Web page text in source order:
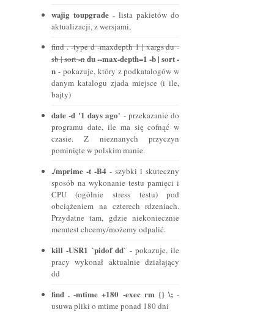
wajig toupgrade- lista pakietów do
aktualizacji, z wersjami,
find . -type d -maxdepth 1 | xargs du -
sb | sort -ndu --max-depth=1 -b | sort -
n- pokazuje, który z podkatalogów w
danym katalogu zjada miejsce (i ile,
bajty)
date -d '1 days ago' - przekazanie do
programu date, ile ma się cofnąć w
czasie. Z nieznanych przyczyn
pominięte w polskim manie.
./mprime -t -B4 - szybki i skuteczny
sposób na wykonanie testu pamięci i
CPU (ogólnie stress testu) pod
obciążeniem na czterech rdzeniach.
Przydatne tam, gdzie niekoniecznie
memtest chcemy/możemy odpalić.
kill -USR1 `pidof dd` - pokazuje, ile
pracy wykonał aktualnie działający
dd
find . -mtime +180 -exec rm {} \; -
usuwa pliki o mtime ponad 180 dni